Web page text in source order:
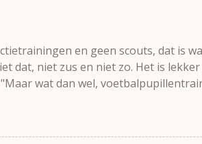
en geen scouts, dat is
dat, niet zus en niet zo. Het is
wat dan wel,
zal zeker niet iedere speler lukken